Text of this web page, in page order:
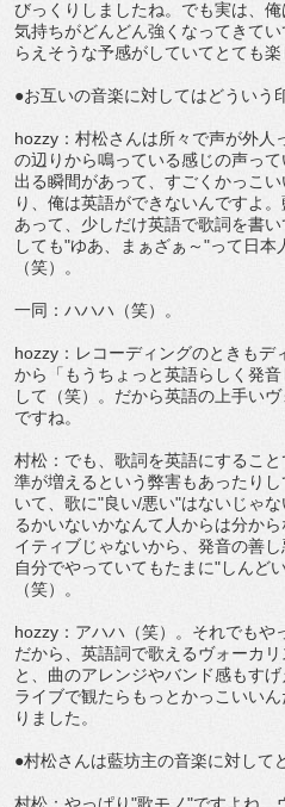
びっくりしましたね。でも実は、
気持ちがどんどん強くなってきて
らえそうな予感がしていてとても楽
●お互いの音楽に対してはどういう
hozzy：村松さんは所々で声が外
の辺りから鳴っている感じの声っ
出る瞬間があって、すごくかっこ
り、俺は英語ができないんですよ
あって、少しだけ英語で歌詞を書
しても"ゆあ、まぁざぁ～"って日本
（笑）。
一同：ハハハ（笑）。
hozzy：レコーディングのときもデ
から「もうちょっと英語らしく発
して（笑）。だから英語の上手い
ですね。
村松：でも、歌詞を英語にするこ
準が増えるという弊害もあったり
いて、歌に"良い/悪い"はないじゃ
るかいないかなんて人からは分か
イティブじゃないから、発音の善
自分でやっていてもたまに"しんど
（笑）。
hozzy：アハハ（笑）。それでもや
だから、英語詞で歌えるヴォーカ
と、曲のアレンジやバンド感もす
ライブで観たらもっとかっこいい
りました。
●村松さんは藍坊主の音楽に対して
村松：やっぱり"歌モノ"ですよね。